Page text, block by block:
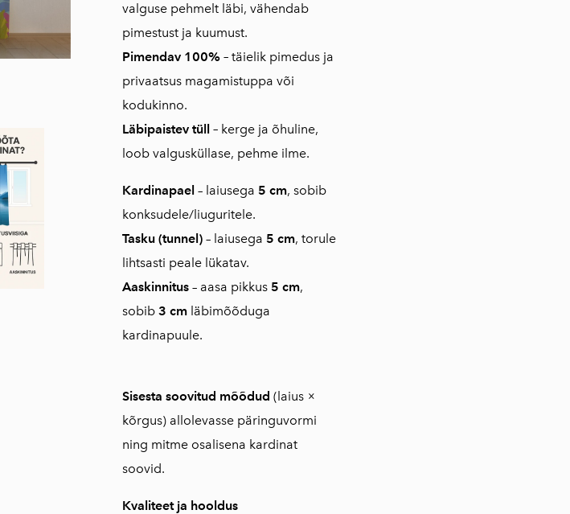
valguse pehmelt läbi, vähendab
pimestust ja kuumust.
Pimendav 100%– täielik pimedus ja
privaatsus magamistuppa või
kodukinno.
Läbipaistev tüll– kerge ja õhuline,
loob valgusküllase, pehme ilme.
Kardinapael– laiusega 5 cm, sobib
konksudele/liuguritele.
Tasku (tunnel)– laiusega 5 cm, torule
lihtsasti peale lükatav.
Aaskinnitus– aasa pikkus 5 cm,
sobib 3 cmläbimõõduga
kardinapuule.
Sisesta soovitud mõõdud (laius ×
kõrgus) allolevasse päringuvormi
ning mitme osalisena kardinat
soovid.
Kvaliteet ja hooldus